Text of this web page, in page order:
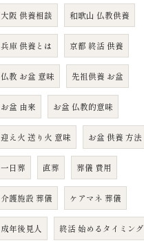
大阪 供養相談 和歌山 仏教供養
兵庫 供養とは 京都 終活 供養
仏教 お盆 意味 先祖供養 お盆
お盆 由来 お盆 仏教的意味
迎え火 送り火 意味 お盆 供養 方法
一日葬 直葬 葬儀 費用
介護施設 葬儀 ケアマネ 葬儀
成年後見人 終活 始めるタイミング